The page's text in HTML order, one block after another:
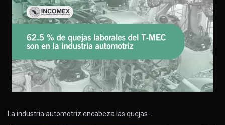
La industria automotriz encabeza las quejas…